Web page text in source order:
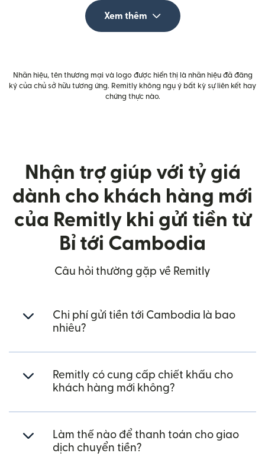
Xem thêm
Nhãn hiệu, tên thương mại và logo được hiển thị là nhãn hiệu đã đăng
ký của chủ sở hữu tương ứng. Remitly không ngụ ý bất kỳ sự liên kết hay
chứng thực nào.
Nhận trợ giúp với tỷ giá
dành cho khách hàng mới
của Remitly khi gửi tiền từ
Bỉ tới Cambodia
Câu hỏi thường gặp về Remitly
Chi phí gửi tiền tới Cambodia là bao
nhiêu?
Remitly có cung cấp chiết khấu cho
khách hàng mới không?
Làm thế nào để thanh toán cho giao
dịch chuyển tiền?